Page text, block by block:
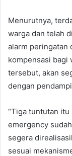
Menurutnya,
warga dan telah
alarm peringatan
kompensasi bagi
tersebut, akan
dengan
“Tiga tuntutan
emergency
segera
sesuai